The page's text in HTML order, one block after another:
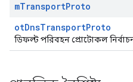
mTransportProto
otDnsTransportProto
ডিফল্ট পরিবহন প্রোটোকল